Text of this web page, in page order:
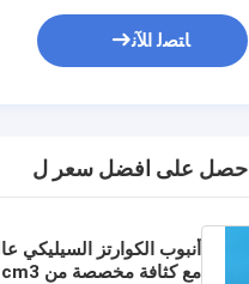
ﺎﺘﺼﻟ ﺍﻶﻧ
احصل على افضل سعر ل
أنبوب الكوارتز السيليكي